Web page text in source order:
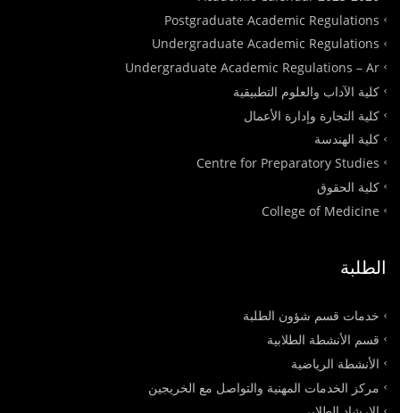
Postgraduate Academic Regulations
Undergraduate Academic Regulations
Undergraduate Academic Regulations – Ar
كلية الآداب والعلوم التطبيقية
كلية التجارة وإدارة الأعمال
كلية الهندسة
Centre for Preparatory Studies
كلية الحقوق
College of Medicine
الطلبة
خدمات قسم شؤون الطلبة
قسم الأنشطة الطلابية
الأنشطة الرياضية
مركز الخدمات المهنية والتواصل مع الخريجين